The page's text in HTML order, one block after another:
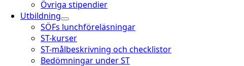
Övriga stipendier
Utbildning
SÖFs lunchföreläsningar
ST-kurser
ST-målbeskrivning och checklistor
Bedömningar under ST